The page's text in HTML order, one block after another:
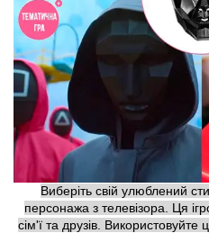
Виберіть свій улюблений
персонажа з телевізора. Ця
сім'ї та друзів. Використовуйте